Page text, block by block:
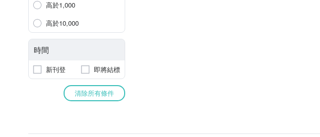
高於1,000
高於10,000
時間
新刊登 即將結標
清除所有條件